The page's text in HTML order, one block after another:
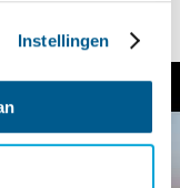
Instellingen